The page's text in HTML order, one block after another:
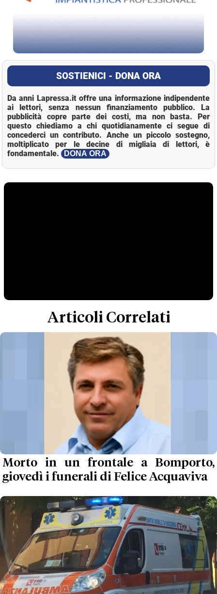
SOSTIENICI - DONA ORA
Da anni Lapressa.it offre una informazione indipendente
ai lettori, senza nessun finanziamento pubblico. La
pubblicità copre parte dei costi, ma non basta. Per
questo chiediamo a chi quotidianamente ci segue di
concederci un contributo. Anche un piccolo sostegno,
moltiplicato per le decine di migliaia di lettori, è
fondamentale.
DONA ORA
Articoli Correlati
Morto in un frontale a Bomporto,
giovedì i funerali di Felice Acquaviva